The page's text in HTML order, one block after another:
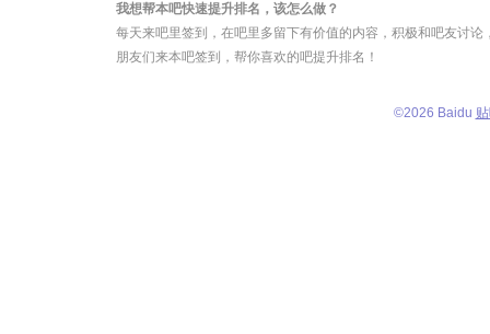
我想帮本吧快速提升排名，该怎么做？
每天来吧里签到，在吧里多留下有价值的内容，积极和吧友讨
朋友们来本吧签到，帮你喜欢的吧提升排名！
©2026 Baidu